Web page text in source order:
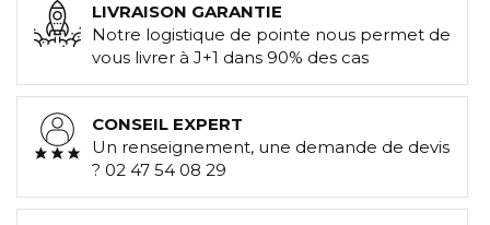
LIVRAISON GARANTIE
Notre logistique de pointe nous permet de
vous livrer à J+1 dans 90% des cas
CONSEIL EXPERT
Un renseignement, une demande de devis
? 02 47 54 08 29